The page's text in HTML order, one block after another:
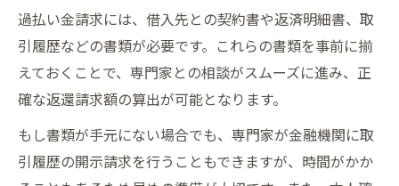
過払い金手続きを大阪で行うメリットと強
み
大阪府での過払い金請求が支持される理由
とは
過払い金請求の評判ランキングを参考にす
る利点
過払い金請求には、借入先との契約書や返済明細書、取
引履歴などの書類が必要です。これらの書類を事前に揃
えておくことで、専門家との相談がスムーズに進み、正
確な返還請求額の算出が可能となります。
もし書類が手元にない場合でも、専門家が金融機関に取
引履歴の開示請求を行うこともできますが、時間がかか